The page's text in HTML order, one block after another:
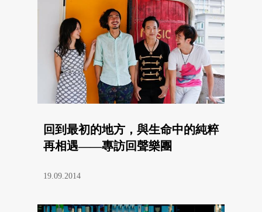
回到最初的地方，與生命中的純粹
再相遇——專訪回聲樂團
19.09.2014